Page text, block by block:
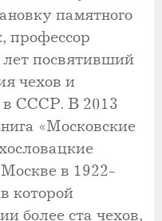
памятного
профессор
посвятивший
чехов и
в СССР. В 2013
«Московские
в 1922-
которой
более ста чехов,